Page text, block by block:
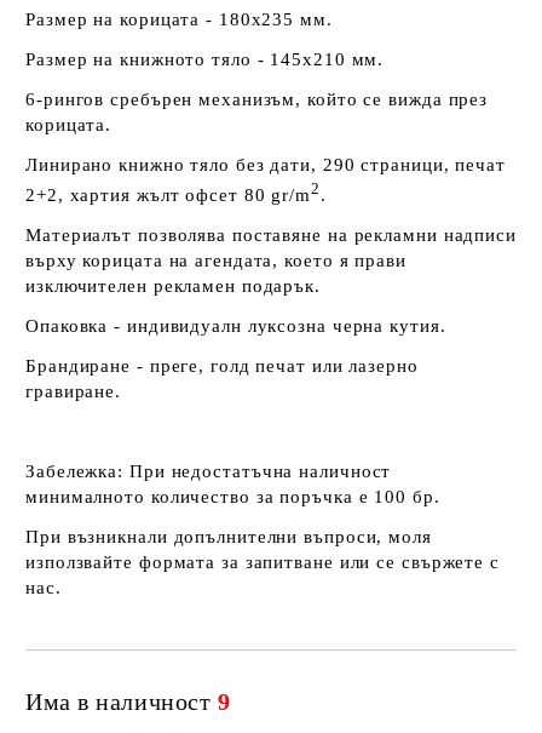
Размер на корицата - 180х235 мм.
Размер на книжното тяло - 145х210 мм.
6-рингов сребърен механизъм, който се вижда през
корицата.
Линирано книжно тяло без дати, 290 страници, печат
2+2, хартия жълт офсет 80 gr/m2 .
Материалът позволява поставяне на рекламни надписи
върху корицата на агендата, което я прави
изключителен рекламен подарък.
Опаковка - индивидуалн луксозна черна кутия.
Брандиране - преге, голд печат или лазерно
гравиране.
Забележка: При недостатъчна наличност
минималното количество за поръчка е 100 бр.
При възникнали допълнителни въпроси, моля
използвайте формата за запитване или се свържете с
нас.
Има в наличност 9